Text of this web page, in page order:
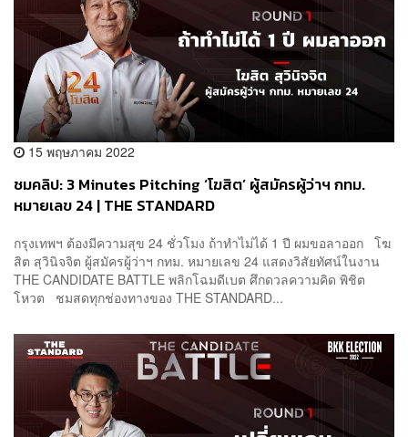
15 พฤษภาคม 2022
ชมคลิป: 3 Minutes Pitching ‘โฆสิต’ ผู้สมัครผู้ว่าฯ กทม.
หมายเลข 24 | THE STANDARD
กรุงเทพฯ ต้องมีความสุข 24 ชั่วโมง ถ้าทำไม่ได้ 1 ปี ผมขอลาออก โฆ
สิต สุวินิจจิต ผู้สมัครผู้ว่าฯ กทม. หมายเลข 24 แสดงวิสัยทัศน์ในงาน
THE CANDIDATE BATTLE พลิกโฉมดีเบต ศึกดวลความคิด พิชิต
โหวต ชมสดทุกช่องทางของ THE STANDARD...